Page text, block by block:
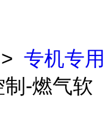
> 专机专用
-燃气软